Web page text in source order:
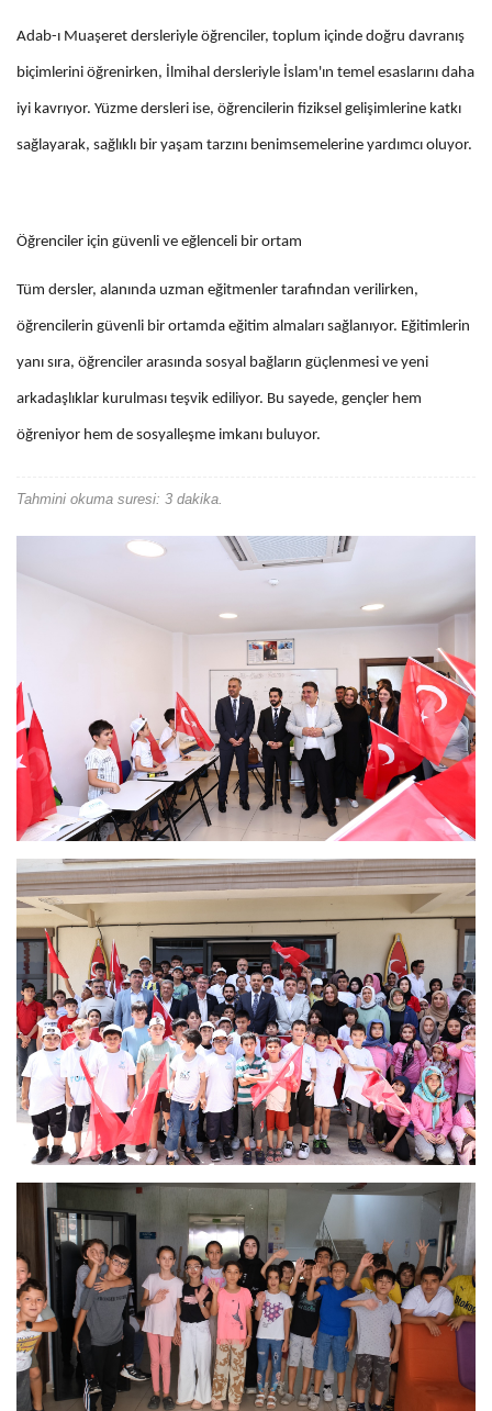
Adab-ı Muaşeret dersleriyle öğrenciler, toplum içinde doğru davranış
biçimlerini öğrenirken, İlmihal dersleriyle İslam'ın temel esaslarını daha
iyi kavrıyor. Yüzme dersleri ise, öğrencilerin fiziksel gelişimlerine katkı
sağlayarak, sağlıklı bir yaşam tarzını benimsemelerine yardımcı oluyor.
Öğrenciler için güvenli ve eğlenceli bir ortam
Tüm dersler, alanında uzman eğitmenler tarafından verilirken,
öğrencilerin güvenli bir ortamda eğitim almaları sağlanıyor. Eğitimlerin
yanı sıra, öğrenciler arasında sosyal bağların güçlenmesi ve yeni
arkadaşlıklar kurulması teşvik ediliyor. Bu sayede, gençler hem
öğreniyor hem de sosyalleşme imkanı buluyor.
Tahmini okuma suresi: 3 dakika.